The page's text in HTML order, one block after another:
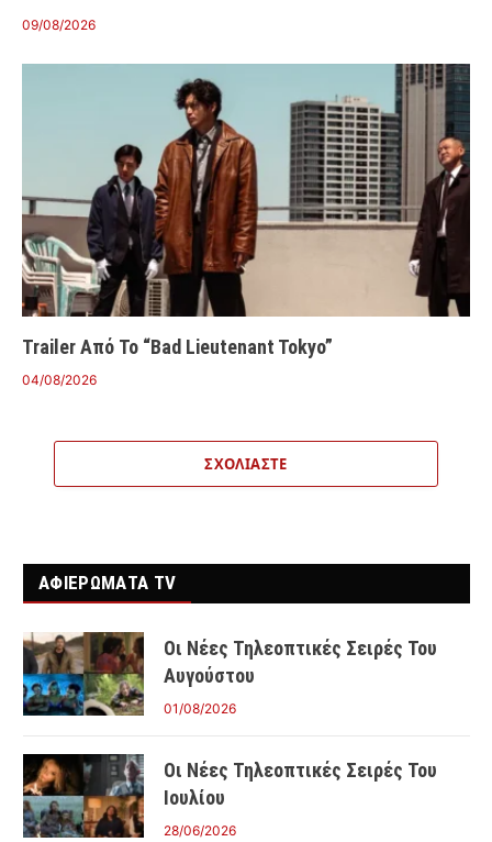
09/08/2026
Trailer Από Το “Bad Lieutenant Tokyo”
04/08/2026
ΣΧΟΛΙΆΣΤΕ
ΑΦΙΕΡΩΜΑΤΑ TV
Οι Νέες Τηλεοπτικές Σειρές Του
Αυγούστου
01/08/2026
Οι Νέες Τηλεοπτικές Σειρές Του
Ιουλίου
28/06/2026